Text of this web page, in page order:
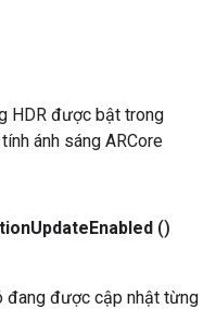
HDR được bật trong
ánh sáng ARCore
UpdateEnabled ()
đang được cập nhật từng